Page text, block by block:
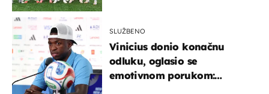
SLUŽBENO
Vinicius donio konačnu
odluku, oglasio se
emotivnom porukom: